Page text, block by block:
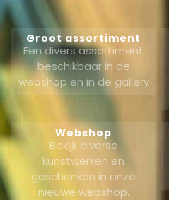
Groot assortiment
Een divers assortiment
beschikbaar in de
webshop en in de gallery
Webshop
Bekijk diverse
kunstwerken en
geschenken in onze
nieuwe webshop.